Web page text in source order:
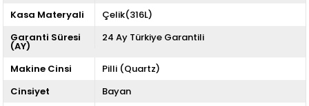
Kasa Materyali
Çelik(316L)
Garanti Süresi
(AY)
24 Ay Türkiye Garantili
Makine Cinsi
Pilli (Quartz)
Cinsiyet
Bayan